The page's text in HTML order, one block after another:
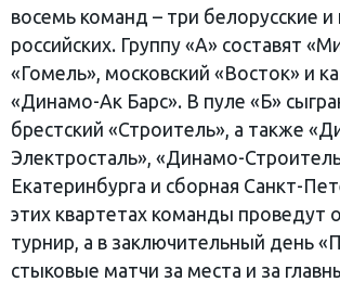
восемь команд – три белорусские и
российских. Группу «А» составят
«Гомель», московский «Восток» и
«Динамо-Ак Барс». В пуле «Б»
брестский «Строитель», а также
Электросталь», «Динамо-
Екатеринбурга и сборная Санкт-
этих квартетах команды проведут
турнир, а в заключительный день
стыковые матчи за места и за